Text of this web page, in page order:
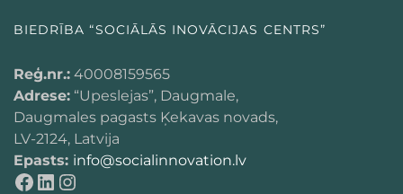
BIEDRĪBA “SOCIĀLĀS INOVĀCIJAS CENTRS”
Reģ.nr.: 40008159565
Adrese: “Upeslejas”, Daugmale,
Daugmales pagasts Ķekavas novads,
LV-2124, Latvija
Epasts: info@socialinnovation.lv